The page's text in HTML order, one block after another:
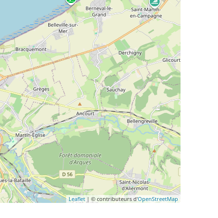
Leaflet | © contributeurs d'OpenStreetMap